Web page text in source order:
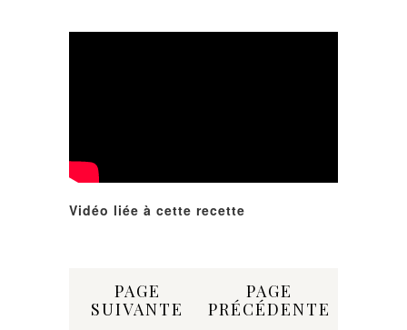
Vidéo liée à cette recette
PAGE
SUIVANTE
PAGE
PRÉCÉDENTE